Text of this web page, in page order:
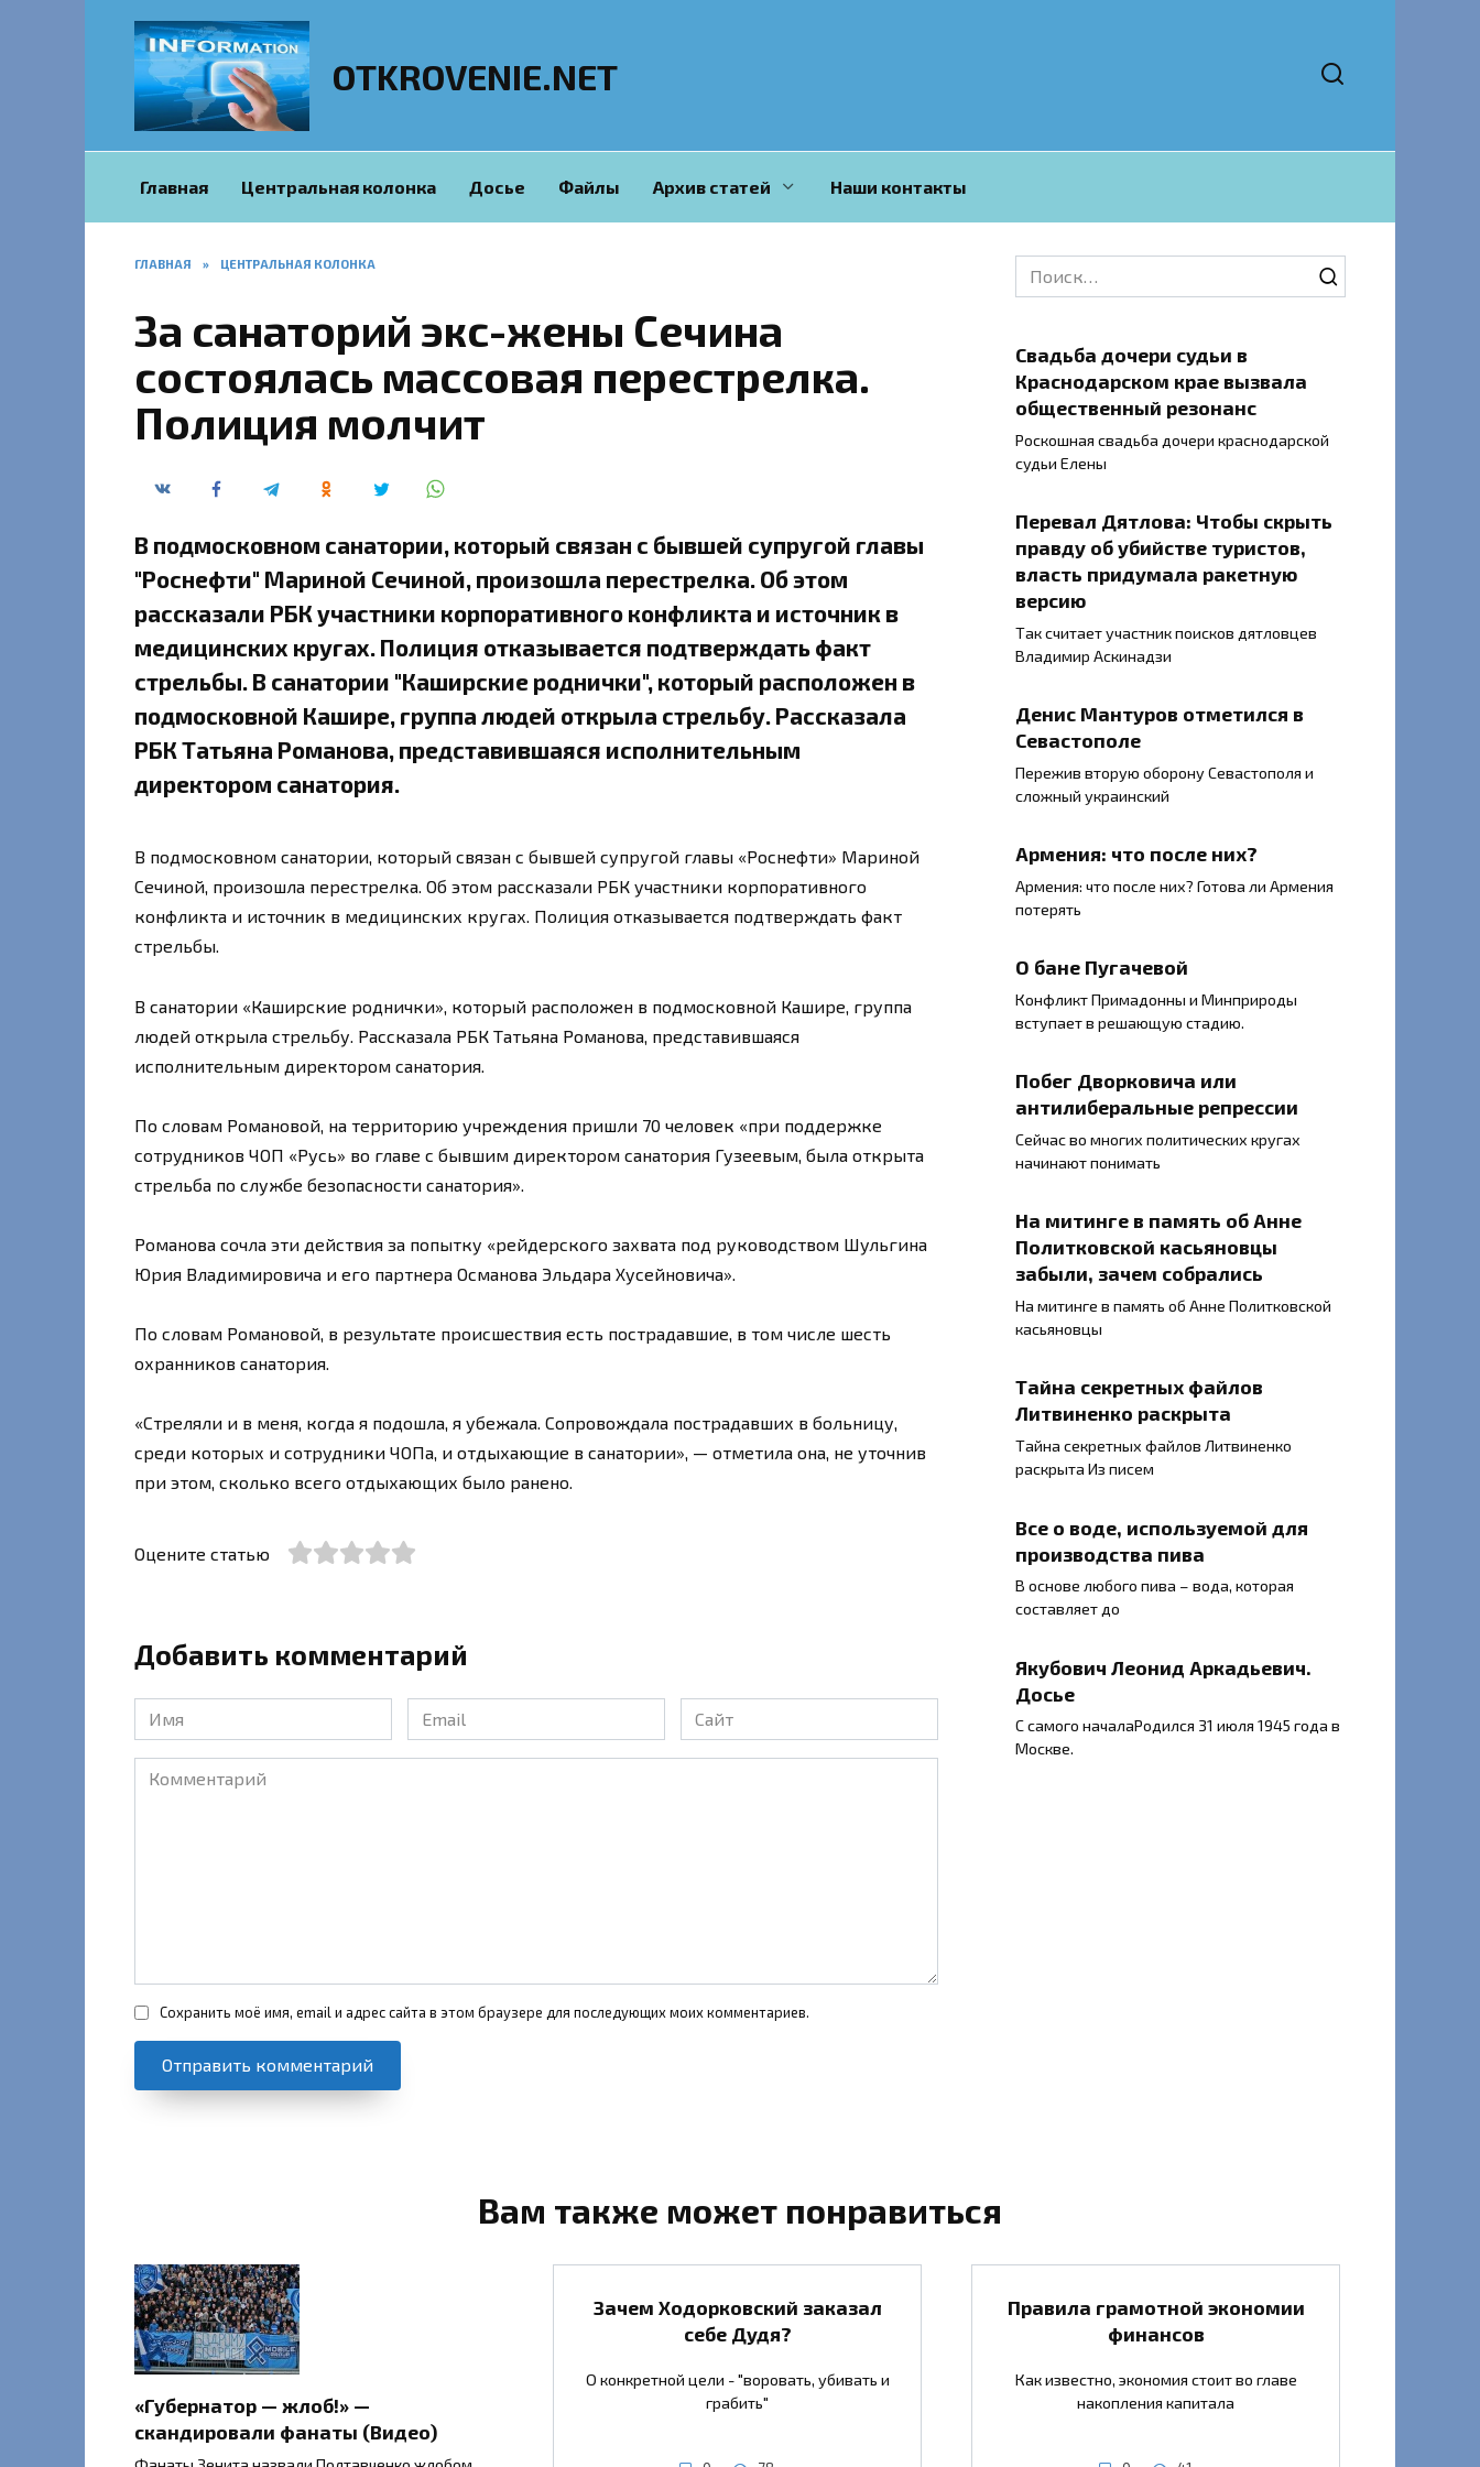
OTKROVENIE.NET
Главная Центральная колонка Досье Файлы Архив статей Наши контакты
ГЛАВНАЯ » ЦЕНТРАЛЬНАЯ КОЛОНКА
За санаторий экс-жены Сечина
состоялась массовая перестрелка.
Полиция молчит
В подмосковном санатории, который связан с бывшей супругой главы
"Pоснефти" Мариной Сечиной, произошла перестрелка. Об этом
рассказали РБК участники корпоративного конфликта и источник в
медицинских кругах. Полиция отказывается подтверждать факт
стрельбы. ​В санатории "Каширские роднички", который расположен в
подмосковной Кашире, группа людей открыла стрельбу. Рассказала
РБК Татьяна Романова, представившаяся исполнительным
директором санатория.
В подмосковном санатории, который связан с бывшей супругой главы «Pоснефти» Мариной
Сечиной, произошла перестрелка. Об этом рассказали РБК участники корпоративного
конфликта и источник в медицинских кругах. Полиция отказывается подтверждать факт
стрельбы.
​В санатории «Каширские роднички», который расположен в подмосковной Кашире, группа
людей открыла стрельбу. Рассказала РБК Татьяна Романова, представившаяся
исполнительным директором санатория.
По словам Романовой, на территорию учреждения пришли 70 человек «при поддержке
сотрудников ЧОП «Русь» во главе с бывшим директором санатория Гузеевым, была открыта
стрельба по службе безопасности санатория».
Романова сочла эти действия за попытку «рейдерского захвата под руководством Шульгина
Юрия Владимировича и его партнера Османова Эльдара Хусейновича».
По словам Романовой, в результате происшествия есть пострадавшие, в том числе шесть
охранников санатория.
«Стреляли и в меня, когда я подошла, я убежала. Сопровождала пострадавших в больницу,
среди которых и сотрудники ЧОПа, и отдыхающие в санатории», — отметила она, не уточнив
при этом, сколько всего отдыхающих было ранено.
Оцените статью
Добавить комментарий
Имя
*
Email
*
Сайт
Комментарий
Сохранить моё имя, email и адрес сайта в этом браузере для последующих моих комментариев.
Search
for:
Свадьба дочери судьи в
Краснодарском крае вызвала
общественный резонанс
Роскошная свадьба дочери краснодарской
судьи Елены
Перевал Дятлова: Чтобы скрыть
правду об убийстве туристов,
власть придумала ракетную
версию
Так считает участник поисков дятловцев
Владимир Аскинадзи
Денис Мантуров отметился в
Севастополе
Пережив вторую оборону Севастополя и
сложный украинский
Армения: что после них?
Армения: что после них? Готова ли Армения
потерять
О бане Пугачевой
Конфликт Примадонны и Минприроды
вступает в решающую стадию.
Побег Дворковича или
антилиберальные репрессии
Сейчас во многих политических кругах
начинают понимать
На митинге в память об Анне
Политковской касьяновцы
забыли, зачем собрались
На митинге в память об Анне Политковской
касьяновцы
Тайна секретных файлов
Литвиненко раскрыта
Тайна секретных файлов Литвиненко
раскрыта Из писем
Все о воде, используемой для
производства пива
В основе любого пива – вода, которая
составляет до
Якубович Леонид Аркадьевич.
Досье
С самого началаРодился 31 июля 1945 года в
Москве.
Вам также может понравиться
«Губернатор — жлоб!» —
скандировали фанаты (Видео)
Зачем Ходорковский заказал
себе Дудя?
О конкретной цели - "воровать, убивать и
грабить"
Правила грамотной экономии
финансов
Как известно, экономия стоит во главе
накопления капитала